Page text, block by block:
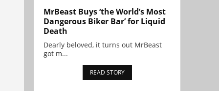
MrBeast Buys ‘the World’s Most
Dangerous Biker Bar’ for Liquid
Death
Dearly beloved, it turns out MrBeast
got m...
READ STORY